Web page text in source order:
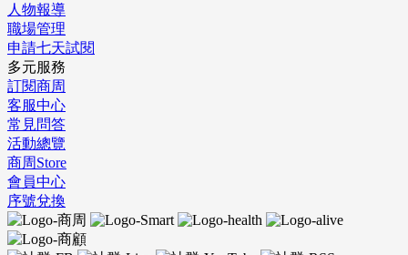
人物報導
職場管理
申請七天試閱
多元服務
訂閱商周
客服中心
常見問答
活動總覽
商周Store
會員中心
序號兌換